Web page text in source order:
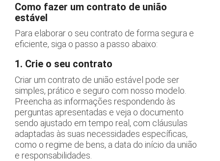
Como fazer um contrato de união
estável
Para elaborar o seu contrato de forma segura e
eficiente, siga o passo a passo abaixo:
1. Crie o seu contrato
Criar um contrato de união estável pode ser
simples, prático e seguro com nosso modelo.
Preencha as informações respondendo às
perguntas apresentadas e veja o documento
sendo ajustado em tempo real, com cláusulas
adaptadas às suas necessidades específicas,
como o regime de bens, a data do início da união
e responsabilidades.